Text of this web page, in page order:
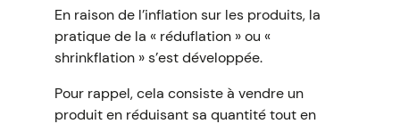
En raison de l’inflation sur les produits, la
pratique de la « réduflation » ou «
shrinkflation » s’est développée.
Pour rappel, cela consiste à vendre un
produit en réduisant sa quantité tout en